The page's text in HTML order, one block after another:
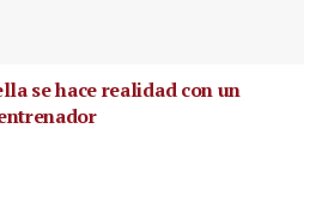
se hace realidad con un